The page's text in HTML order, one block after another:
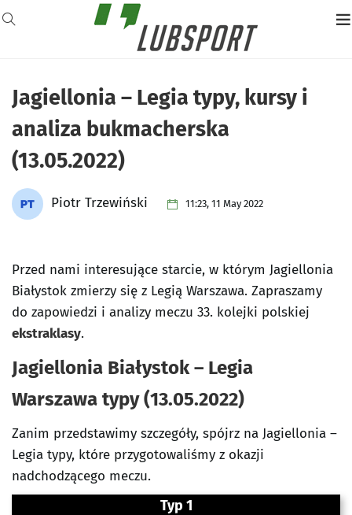
Jagiellonia – Legia typy, kursy i
analiza bukmacherska
(13.05.2022)
Piotr Trzewiński 11:23, 11 May 2022
Przed nami interesujące starcie, w którym Jagiellonia
Białystok zmierzy się z Legią Warszawa. Zapraszamy
do zapowiedzi i analizy meczu 33. kolejki polskiej
ekstraklasy.
Jagiellonia Białystok – Legia
Warszawa typy (13.05.2022)
Zanim przedstawimy szczegóły, spójrz na Jagiellonia –
Legia typy, które przygotowaliśmy z okazji
nadchodzącego meczu.
Typ 1